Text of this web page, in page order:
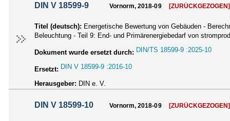
DIN V 18599-9 Vornorm, 2018-09 [ZURÜCKGEZOGEN]
Titel (deutsch): Energetische Bewertung von Gebäuden -
Beleuchtung - Teil 9: End- und Primärenergiebedarf von
Dokument wurde ersetzt durch: DIN/TS 18599-9 :2025-10
Ersetzt: DIN V 18599-9 :2016-10
Herausgeber: DIN e. V.
DIN V 18599-10 Vornorm, 2018-09 [ZURÜCKGEZOGEN]